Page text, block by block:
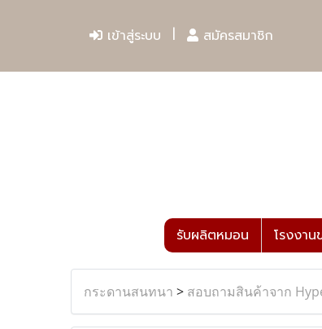
เข้าสู่ระบบ สมัครสมาชิก
รับผลิตหมอน โรงงาน
กระดานสนทนา > สอบถามสินค้าจาก